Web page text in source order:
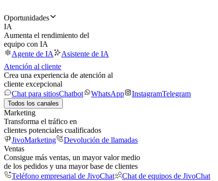
Oportunidades
IA
Aumenta el rendimiento del
equipo con IA
Agente de IA
Asistente de IA
Atención al cliente
Crea una experiencia de atención al
cliente excepcional
Chat para sitiosChatbot WhatsApp InstagramTelegram
Todos los canales
Marketing
Transforma el tráfico en
clientes potenciales cualificados
JivoMarketing
Devolución de llamadas
Ventas
Consigue más ventas, un mayor valor medio
de los pedidos y una mayor base de clientes
Teléfono empresarial de JivoChat
Chat de equipos de JivoChat